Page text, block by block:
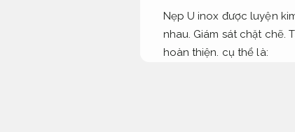
Nẹp U inox được luyện
nhau. Giám sát chặt chẽ.
hoàn thiện. cụ thể là: